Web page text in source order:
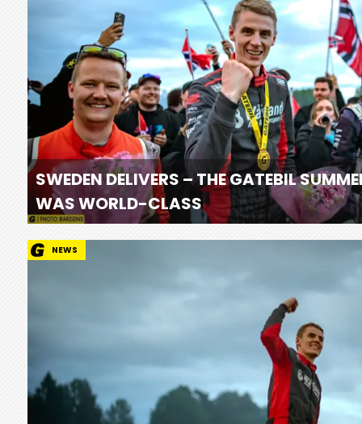
SWEDEN DELIVERS – THE GATEBIL
WAS WORLD-CLASS
NEWS